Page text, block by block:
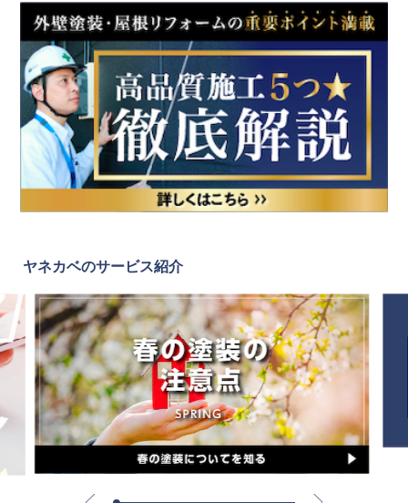
ヤネカベのサービス紹介